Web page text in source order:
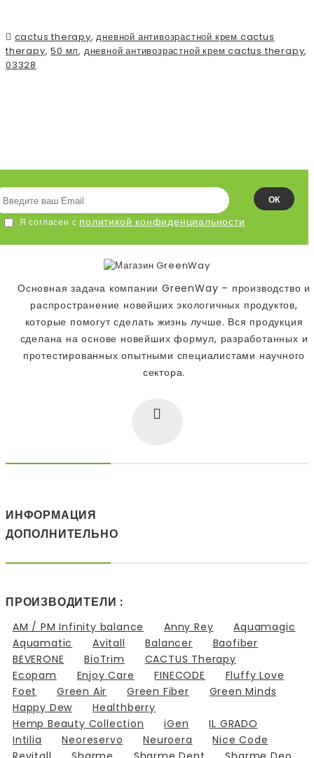
cactus therapy,дневной антивозрастной крем cactus
therapy,50 мл, дневной антивозрастной крем cactus therapy,
03328
ОК
Я согласен с политикой конфиденциальности
Основная задача компании GreenWay – производство и
распространение новейших экологичных продуктов,
которые помогут сделать жизнь лучше. Вся продукция
сделана на основе новейших формул, разработанных и
протестированных опытными специалистами научного
сектора.
ИНФОРМАЦИЯ
ДОПОЛНИТЕЛЬНО
ПРОИЗВОДИТЕЛИ :
AM / PM Infinity balance Anny Rey
Aquamagic
Aquamatic
Avitall Balancer
Baofiber
BEVERONE
BioTrim
CACTUS Therapy
Ecopam
Enjoy Care FINECODE
Fluffy Love
Foet
Green Air Green Fiber
Green Minds
Happy Dew
Healthberry
Hemp Beauty Collection
iGen
IL GRADO
Intilia
Neoreservo Neuroera
Nice Code